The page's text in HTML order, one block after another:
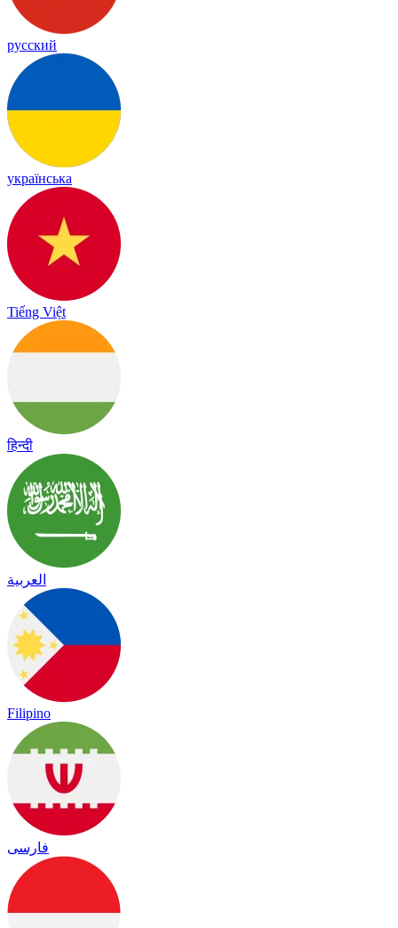
русский
українська
Tiếng Việt
हिन्दी
العربية
Filipino
فارسی